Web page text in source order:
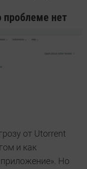
проблеме нет
от Utorrent
и как
Но